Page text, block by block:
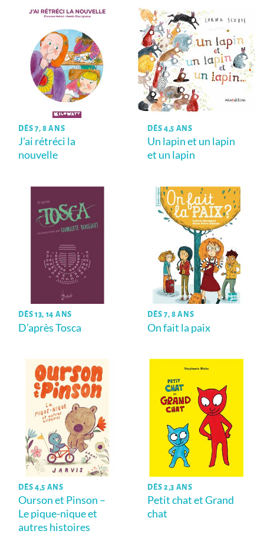
DÈS 7, 8 ANS
J’ai rétréci la
nouvelle
DÈS 4,5 ANS
Un lapin et un lapin
et un lapin
DÈS 13, 14 ANS
D’après Tosca
DÈS 7, 8 ANS
On fait la paix
DÈS 4,5 ANS
Ourson et Pinson –
Le pique-nique et
autres histoires
DÈS 2,3 ANS
Petit chat et Grand
chat